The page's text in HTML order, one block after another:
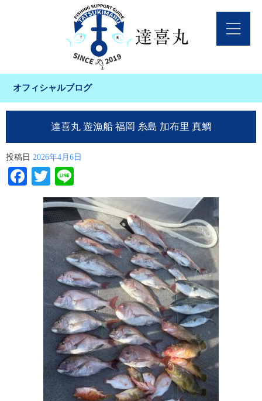
オフィシャルブログ
達喜丸 遊漁船 福岡 糸島 加布里 真鯛
投稿日 2026年4月6日
Facebook
Twitter